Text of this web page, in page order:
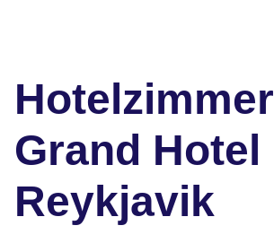
Hotelzimmer
Grand Hotel
Reykjavik